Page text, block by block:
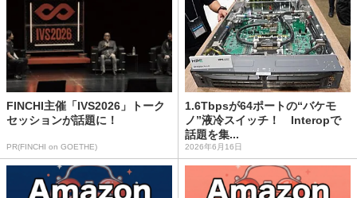
FINCHI主催「IVS2026」トーク
セッションが話題に！
PR(FINCHI on GOETHE)
1.6Tbpsが64ポートの“バケモ
ノ”液冷スイッチ！ Interopで
話題を集...
2026年6月16日